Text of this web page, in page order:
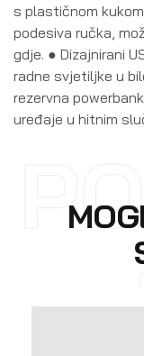
s plastičnom
podesiva ručka,
gdje. ● Dizajnirani
radne svjetiljke u
rezervna
uređaje u hitnim